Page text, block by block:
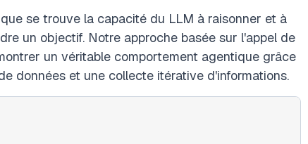
se trouve la capacité du LLM à raisonner et à
un objectif. Notre approche basée sur l'appel de
un véritable comportement agentique grâce
données et une collecte itérative d'informations.